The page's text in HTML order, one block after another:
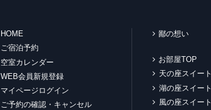
HOME
ご宿泊予約
空室カレンダー
WEB会員新規登録
マイページログイン
ご予約の確認・キャンセル
鄙の想い
お部屋TOP
天の座スイート
湖の座スイート
風の座スイート